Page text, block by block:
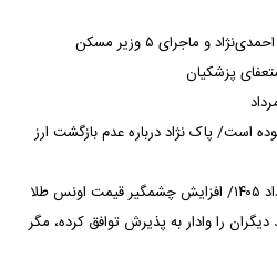
و ماجرای ۵ وزیر مسکن
پزشکیان
است/ پاک نژاد درباره عدم بازگشت ارز
را وادار به پذیرش توافق کرده، مگر